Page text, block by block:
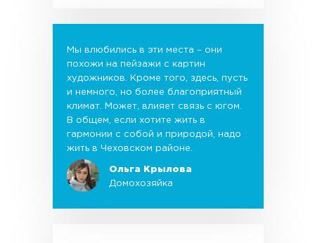
Мы влюбились в эти места – они
похожи на пейзажи с картин
художников. Кроме того, здесь, пусть
и немного, но более благоприятный
климат. Может, влияет связь с югом.
В общем, если хотите жить в
гармонии с собой и природой, надо
жить в Чеховском районе.
Ольга Крылова
Домохозяйка